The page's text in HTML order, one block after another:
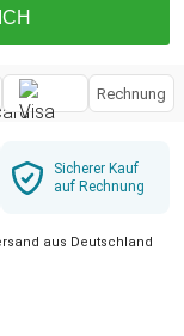
Rechnung
Sicherer Kauf
auf Rechnung
aus Deutschland